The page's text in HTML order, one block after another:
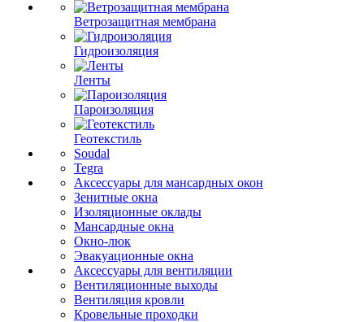
Ветрозащитная мембрана
Гидроизоляция
Ленты
Пароизоляция
Геотекстиль
Soudal
Tegra
Аксессуары для мансардных окон
Зенитные окна
Изоляционные оклады
Мансардные окна
Окно-люк
Эвакуационные окна
Аксессуары для вентиляции
Вентиляционные выходы
Вентиляция кровли
Кровельные проходки